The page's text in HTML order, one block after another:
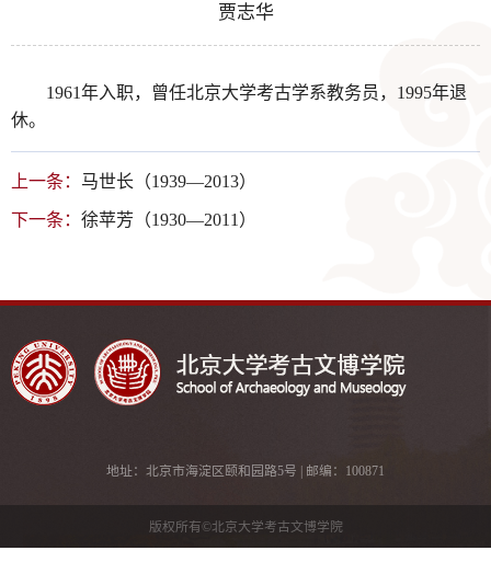
贾志华
1961年入职，曾任北京大学考古学系教务员，1995年退
休。
上一条： 马世长（1939—2013）
下一条： 徐苹芳（1930—2011）
地址：北京市海淀区颐和园路5号 | 邮编：100871
版权所有©北京大学考古文博学院